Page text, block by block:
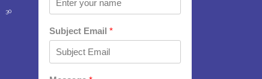
30
Subject Email *